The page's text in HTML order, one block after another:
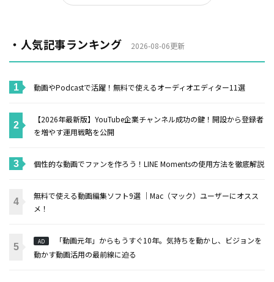
・人気記事ランキング 2026-08-06更新
動画やPodcastで活躍！無料で使えるオーディオエディター11選
【2026年最新版】YouTube企業チャンネル成功の鍵！開設から登録者
を増やす運用戦略を公開
個性的な動画でファンを作ろう！LINE Momentsの使用方法を徹底解説
無料で使える動画編集ソフト9選 ｜Mac（マック）ユーザーにオスス
メ！
AD
「動画元年」からもうすぐ10年。気持ちを動かし、ビジョンを
動かす動画活用の最前線に迫る